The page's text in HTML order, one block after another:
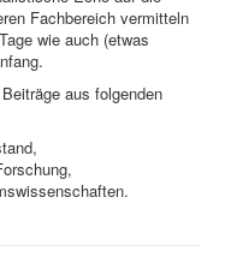
Fachbereich vermitteln
wie auch (etwas
aus folgenden